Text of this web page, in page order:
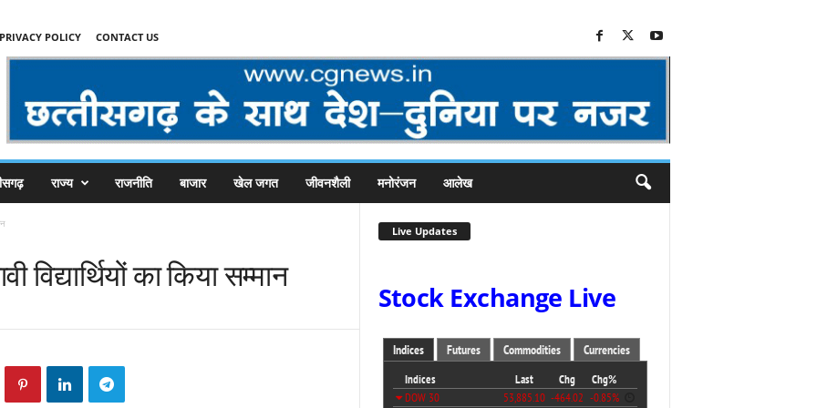
PRIVACY POLICY CONTACT US
राज्य राजनीति बाजार खेल जगत जीवनशैली मनोरंजन आलेख
विद्यार्थियों का किया सम्मान
Live Updates
Stock Exchange Live